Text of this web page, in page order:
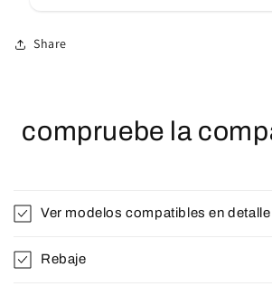
Share
compruebe la
Ver modelos compatibles en detalle
Rebaje